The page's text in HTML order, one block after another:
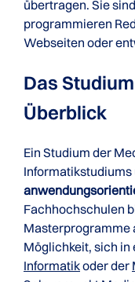
übertragen. Sie
programmieren
Webseiten oder
Das
Überblick
Ein Studium der
Informatikstudiums
Fachhochschulen
Masterprogramme
Möglichkeit, sich in
Informatikoder der